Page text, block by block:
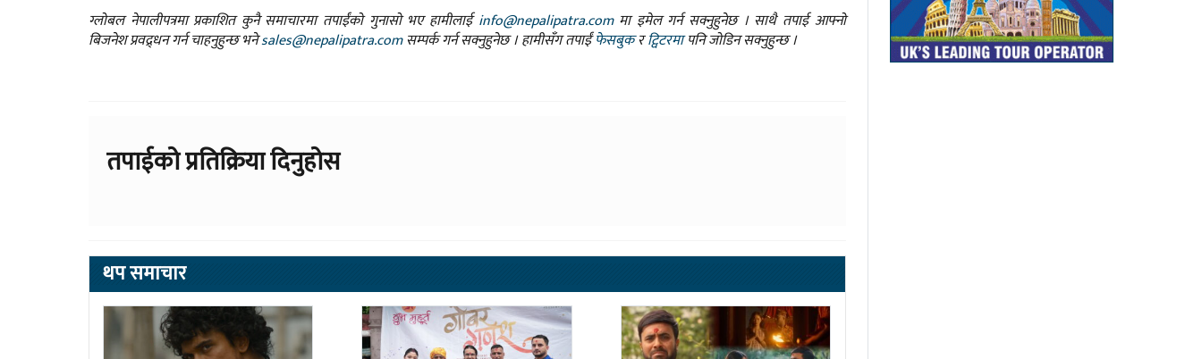
ग्लोबल नेपालीपत्रमा प्रकाशित कुनै समाचारमा तपाईंको गुनासो भए हामीलाईinfo@nepalipatra.comमा इमेल गर्न सक्नुहुनेछ । साथै तपाई आफ्नो
बिजनेश प्रवद्र्धन गर्न चाहनुहुन्छ भनेsales@nepalipatra.comसम्पर्क गर्न सक्नुहुनेछ । हामीसँग तपाईंफेसबुकरट्विटरमापनि जोडिन सक्नुहुन्छ ।
तपाईको प्रतिक्रिया दिनुहोस
थप समाचार